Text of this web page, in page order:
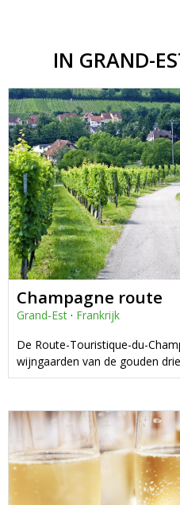
IN GRAND-
Champagne route
Grand-Est · Frankrijk
De Route-Touristique-du-
wijngaarden van de gouden